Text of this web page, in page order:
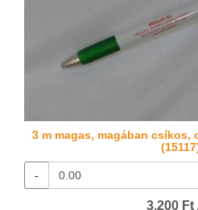
3 m magas, magában
-
3.200 Ft